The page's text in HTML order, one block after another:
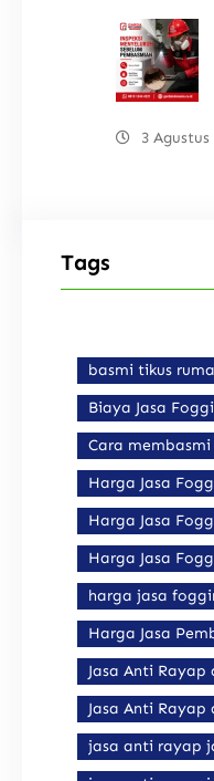
3 Agustus
Tags
basmi tikus
Biaya Jasa
Cara membasmi
Harga Jasa
Harga Jasa
Harga Jasa
harga jasa
Harga Jasa
Jasa Anti Rayap
Jasa Anti Rayap
jasa anti rayap